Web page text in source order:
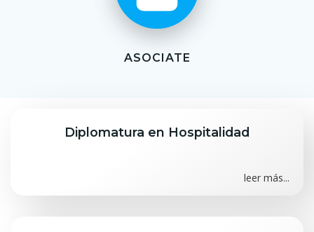
ASOCIATE
Diplomatura en Hospitalidad
leer más...